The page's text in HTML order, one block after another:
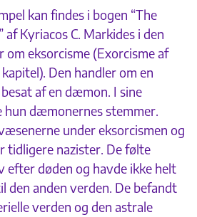
kan findes i bogen “The
Kyriacos C. Markides i den
om eksorcisme (Exorcisme af
Den handler om en
af en dæmon. I sine
hun dæmonernes stemmer.
under eksorcismen og
tidligere nazister. De følte
efter døden og havde ikke helt
den anden verden. De befandt
verden og den astrale